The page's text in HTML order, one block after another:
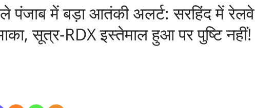
पंजाब में बड़ा आतंकी अलर्ट: सरहिंद में रेलवे
सूत्र-RDX इस्तेमाल हुआ पर पुष्टि नहीं!